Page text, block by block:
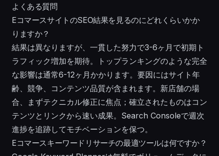
よくある質問
EコマースサイトのSEO結果を見るのにどれくらいかか
りますか？
結果は異なりますが、一貫した努力で3-6ヶ月で初期ト
ラフィック増加を期待。トップランキングのような完全
な影響は通常6-12ヶ月かかります。要因にはサイト年
齢、競争、コンテンツ品質が含まれます。新店舗の場
合、まずテクニカル修正に焦点；確立されたものはコン
テンツとリンクから速い成果。Search Consoleで週次
進捗を追跡してモチベーションを保つ。
Eコマースキーワードリサーチの最適ツールは何ですか？